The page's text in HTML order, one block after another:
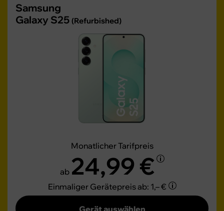
Samsung
Galaxy S25 (Refurbished)
Monatlicher Tarifpreis
ab 24,99 €
Einmaliger Gerätepreisab: 1,– €
Gerät auswählen